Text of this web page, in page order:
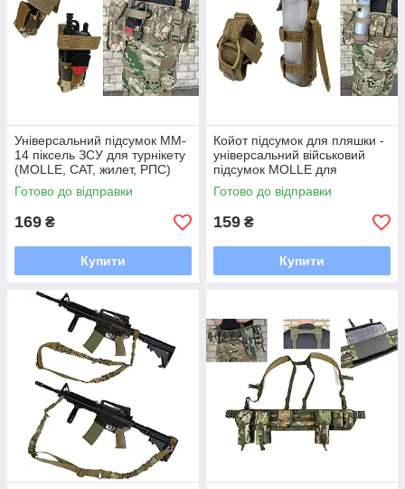
Універсальний підсумок MM-
14 піксель ЗСУ для турнікету
(MOLLE, CAT, жилет, РПС)
Готово до відправки
169 ₴
Купити
Койот підсумок для пляшки -
універсальний військовий
підсумок MOLLE для
розвантаження та жилета
(РПС)
Готово до відправки
159 ₴
Купити